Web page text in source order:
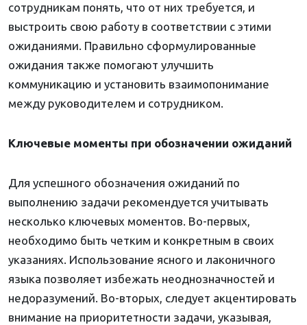
сотрудникам понять, что от них требуется, и
выстроить свою работу в соответствии с этими
ожиданиями. Правильно сформулированные
ожидания также помогают улучшить
коммуникацию и установить взаимопонимание
между руководителем и сотрудником.
Ключевые моменты при обозначении ожиданий
Для успешного обозначения ожиданий по
выполнению задачи рекомендуется учитывать
несколько ключевых моментов. Во-первых,
необходимо быть четким и конкретным в своих
указаниях. Использование ясного и лаконичного
языка позволяет избежать неоднозначностей и
недоразумений. Во-вторых, следует акцентировать
внимание на приоритетности задачи, указывая,